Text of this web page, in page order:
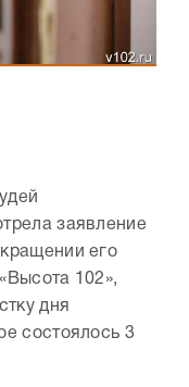
заявление
его
102»,
дня
состоялось 3